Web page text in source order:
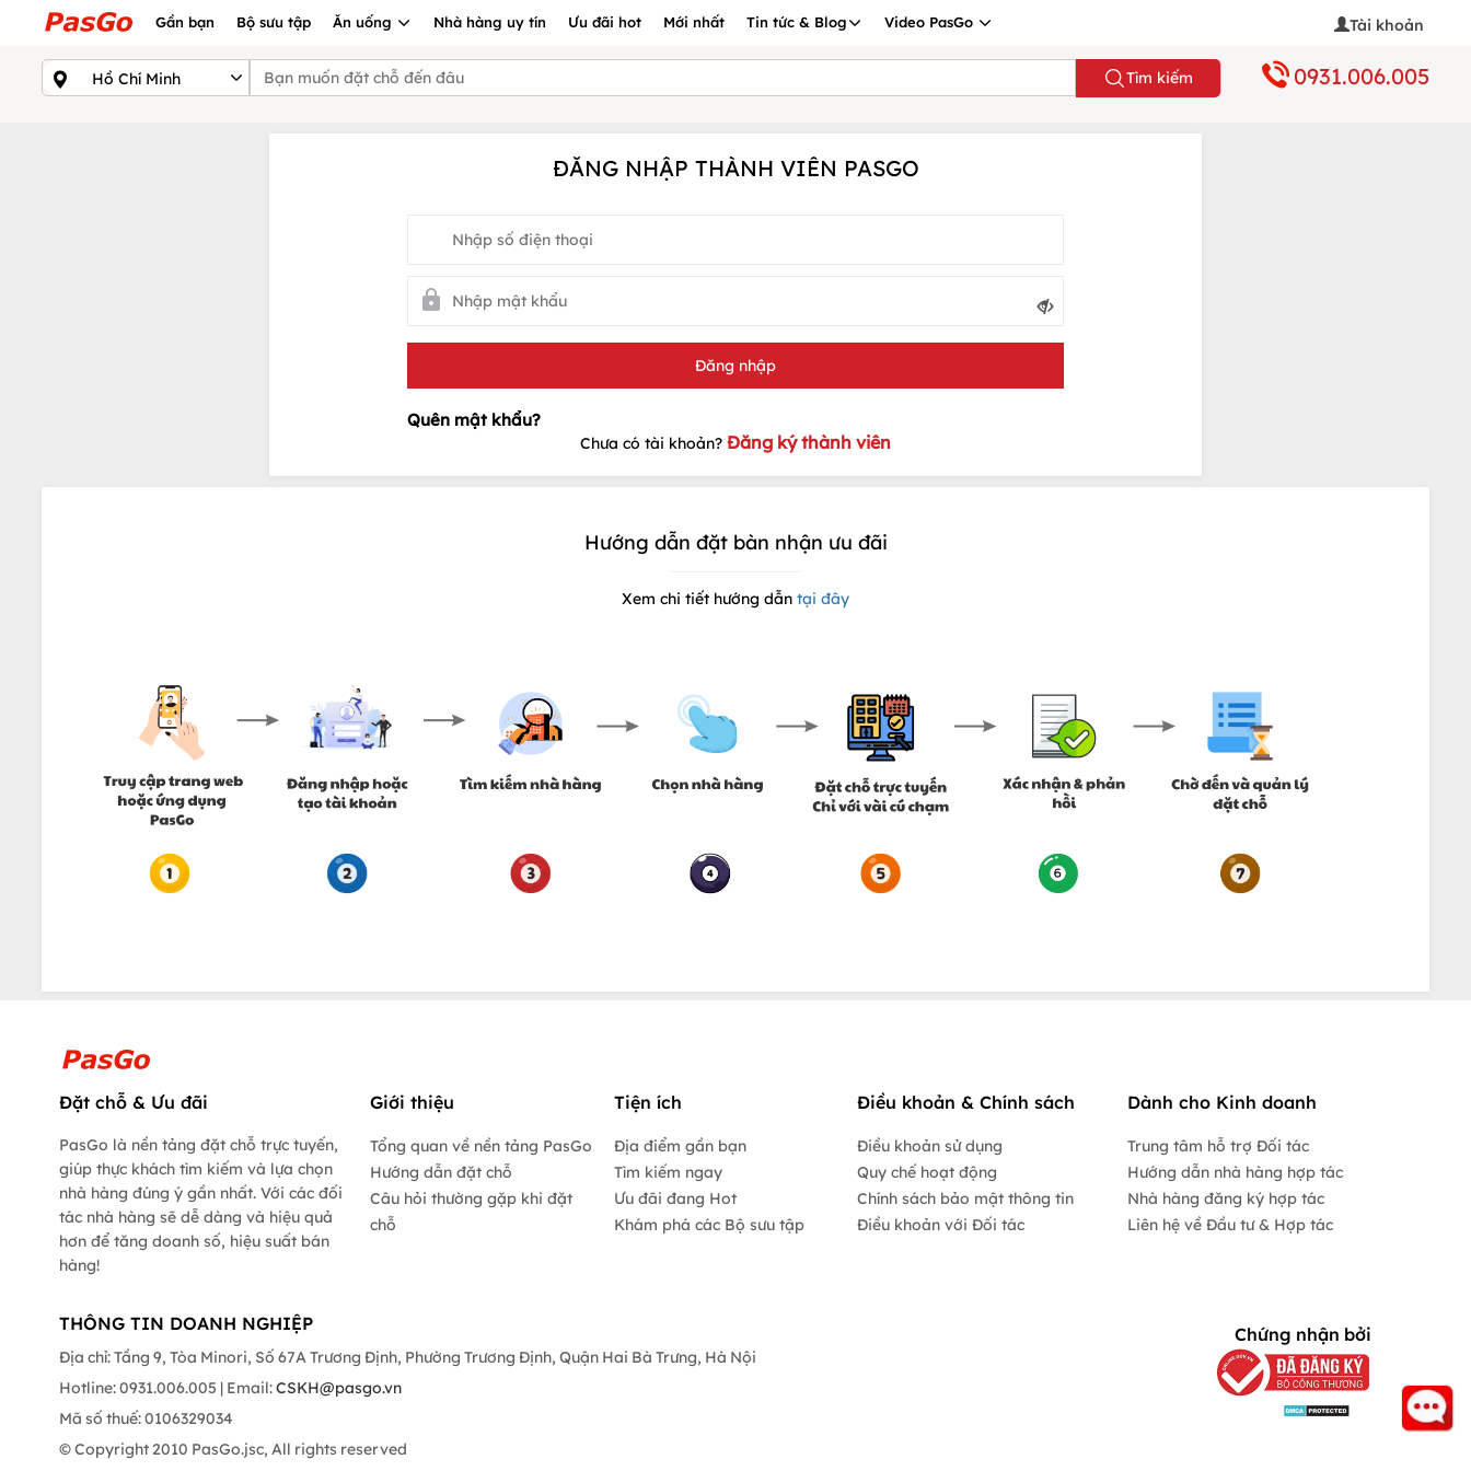
Gần bạn Bộ sưu tập Ăn uống Nhà hàng uy tín Ưu đãi hot Mới nhất Tin tức & Blog Video PasGo Tài khoản
Tìm kiếm 0931.006.005
ĐĂNG NHẬP THÀNH VIÊN PASGO
Chưa có tài khoản? Đăng ký thành viên
Hướng dẫn đặt bàn nhận ưu đãi
Xem chi tiết hướng dẫn tại đây
Đặt chỗ & Ưu đãi
PasGo là nền tảng đặt chỗ trực tuyến,
giúp thực khách tìm kiếm và lựa chọn
nhà hàng đúng ý gần nhất. Với các đối
tác nhà hàng sẽ dễ dàng và hiệu quả
hơn để tăng doanh số, hiệu suất bán
hàng!
Giới thiệu
Tổng quan về nền tảng PasGo
Hướng dẫn đặt chỗ
Câu hỏi thường gặp khi đặt
chỗ
Tiện ích
Địa điểm gần bạn
Tìm kiếm ngay
Ưu đãi đang Hot
Khám phá các Bộ sưu tập
Điều khoản & Chính sách
Điều khoản sử dụng
Quy chế hoạt động
Chính sách bảo mật thông tin
Điều khoản với Đối tác
Dành cho Kinh doanh
Trung tâm hỗ trợ Đối tác
Hướng dẫn nhà hàng hợp tác
Nhà hàng đăng ký hợp tác
Liên hệ về Đầu tư & Hợp tác
THÔNG TIN DOANH NGHIỆP
Địa chỉ: Tầng 9, Tòa Minori, Số 67A Trương Định, Phường Trương Định, Quận Hai Bà Trưng, Hà Nội
Hotline: 0931.006.005 | Email:CSKH@pasgo.vn
Mã số thuế: 0106329034
© Copyright 2010 PasGo.jsc, All rights reserved
Chứng nhận bởi